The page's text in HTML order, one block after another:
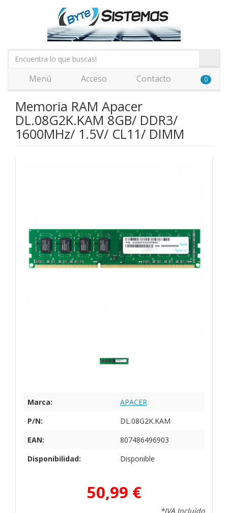
Menú Acceso Contacto 0
Memoria RAM Apacer
DL.08G2K.KAM 8GB/ DDR3/
1600MHz/ 1.5V/ CL11/ DIMM
Marca:
APACER
P/N:
DL.08G2K.KAM
EAN:
807486496903
Disponibilidad:
Disponible
50,99 €
*IVA Incluido